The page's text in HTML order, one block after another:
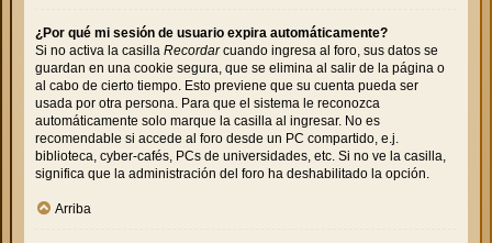
¿Por qué mi sesión de usuario expira automáticamente?
Si no activa la casilla Recordarcuando ingresa al foro, sus datos se
guardan en una cookie segura, que se elimina al salir de la página o
al cabo de cierto tiempo. Esto previene que su cuenta pueda ser
usada por otra persona. Para que el sistema le reconozca
automáticamente solo marque la casilla al ingresar. No es
recomendable si accede al foro desde un PC compartido, e.j.
biblioteca, cyber-cafés, PCs de universidades, etc. Si no ve la casilla,
significa que la administración del foro ha deshabilitado la opción.
Arriba